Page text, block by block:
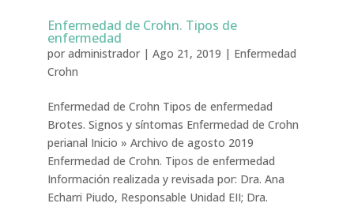
Enfermedad de Crohn. Tipos de
enfermedad
por administrador| Ago 21, 2019 | Enfermedad
Crohn
Enfermedad de Crohn Tipos de enfermedad
Brotes. Signos y síntomas Enfermedad de Crohn
perianal Inicio » Archivo de agosto 2019
Enfermedad de Crohn. Tipos de enfermedad
Información realizada y revisada por: Dra. Ana
Echarri Piudo, Responsable Unidad EII; Dra.